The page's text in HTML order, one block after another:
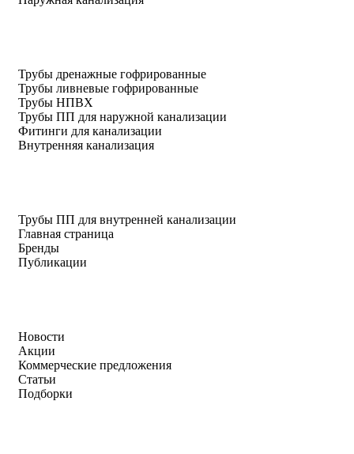
Трубы дренажные гофрированные
Трубы ливневые гофрированные
Трубы НПВХ
Трубы ПП для наружной канализации
Фитинги для канализации
Внутренняя канализация
Трубы ПП для внутренней канализации
Главная страница
Бренды
Публикации
Новости
Акции
Коммерческие предложения
Статьи
Подборки